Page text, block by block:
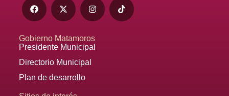
Gobierno Matamoros
Presidente Municipal
Directorio Municipal
Plan de desarrollo